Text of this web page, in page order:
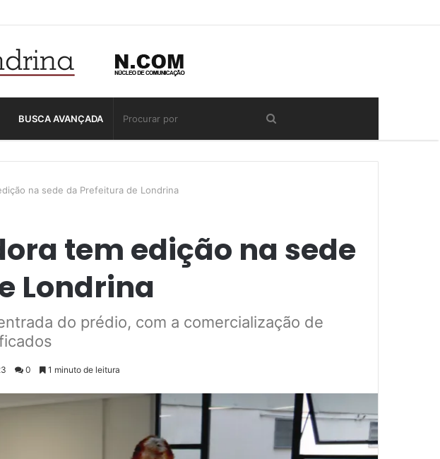
BUSCA AVANÇADA
na sede da Prefeitura de Londrina
tem edição na sede
Londrina
do prédio, com a comercialização de
0 1 minuto de leitura